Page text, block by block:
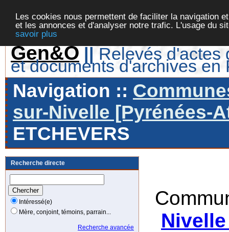
Les cookies nous permettent de faciliter la navigation
et les annonces et d'analyser notre trafic. L'usage du
savoir plus
Gen&O || Relevés d'actes
et documents d'archives en
Navigation ::
sur-Nivelle [Pyrénées-
ETCHEVERS
Recherche directe
Intéressé(e)
Mère, conjoint, témoins, parrain...
Recherche avancée